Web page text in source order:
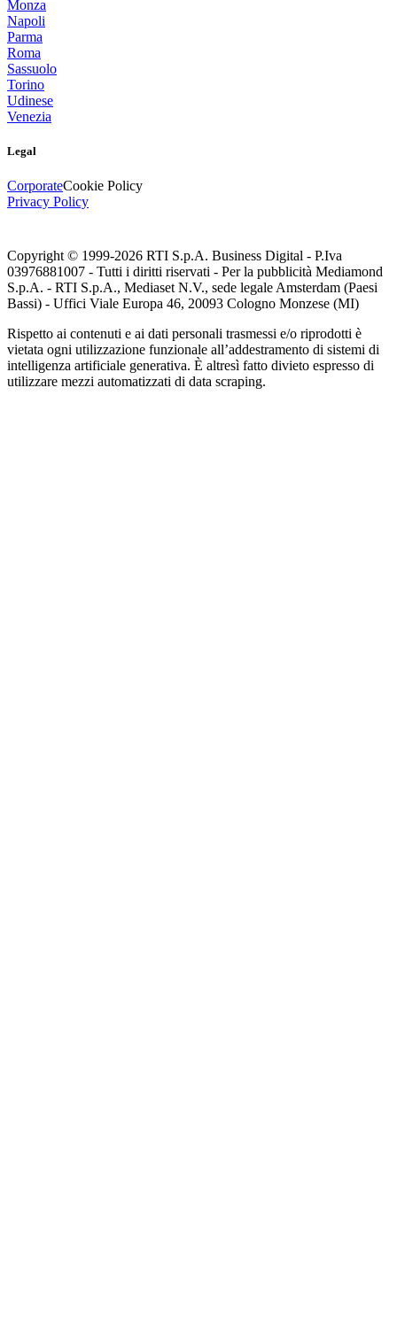
Monza
Napoli
Parma
Roma
Sassuolo
Torino
Udinese
Venezia
Legal
CorporateCookie Policy
Privacy Policy
Copyright © 1999-2026 RTI S.p.A. Business Digital - P.Iva
03976881007 - Tutti i diritti riservati - Per la pubblicità Mediamond
S.p.A. - RTI S.p.A., Mediaset N.V., sede legale Amsterdam (Paesi
Bassi) - Uffici Viale Europa 46, 20093 Cologno Monzese (MI)
Rispetto ai contenuti e ai dati personali trasmessi e/o riprodotti è
vietata ogni utilizzazione funzionale all’addestramento di sistemi di
intelligenza artificiale generativa. È altresì fatto divieto espresso di
utilizzare mezzi automatizzati di data scraping.